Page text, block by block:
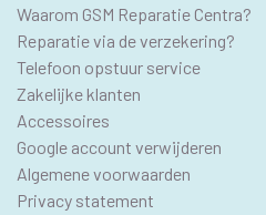
Waarom GSM Reparatie Centra?
Reparatie via de verzekering?
Telefoon opstuur service
Zakelijke klanten
Accessoires
Google account verwijderen
Algemene voorwaarden
Privacy statement